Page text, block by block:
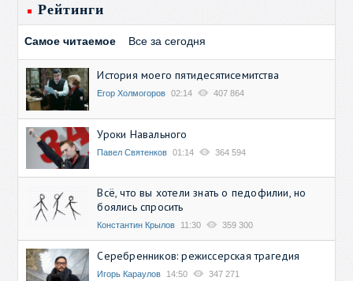
Рейтинги
Самое читаемое Все за сегодня
История моего пятидесятисемитства
Егор Холмогоров 02:14 407 864
Уроки Навального
Павел Святенков 01:14 364 594
Всё, что вы хотели знать о педофилии, но
боялись спросить
Константин Крылов 11:30 359 300
Серебренников: режиссерская трагедия
Игорь Караулов 14:50 347 271